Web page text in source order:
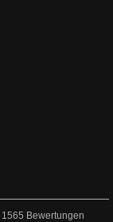
1565 Bewertungen